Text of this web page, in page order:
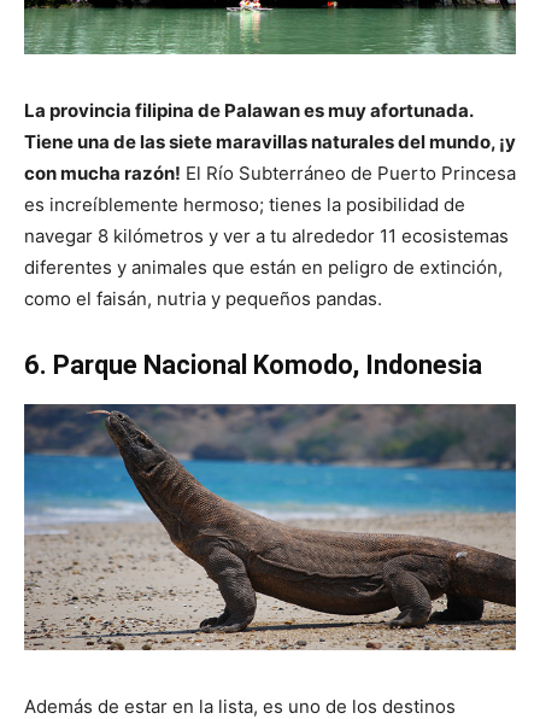
La provincia filipina de Palawan es muy afortunada.
Tiene una de las siete maravillas naturales del mundo, ¡y
con mucha razón! El Río Subterráneo de Puerto Princesa
es increíblemente hermoso; tienes la posibilidad de
navegar 8 kilómetros y ver a tu alrededor 11 ecosistemas
diferentes y animales que están en peligro de extinción,
como el faisán, nutria y pequeños pandas.
6. Parque Nacional Komodo, Indonesia
Además de estar en la lista, es uno de los destinos